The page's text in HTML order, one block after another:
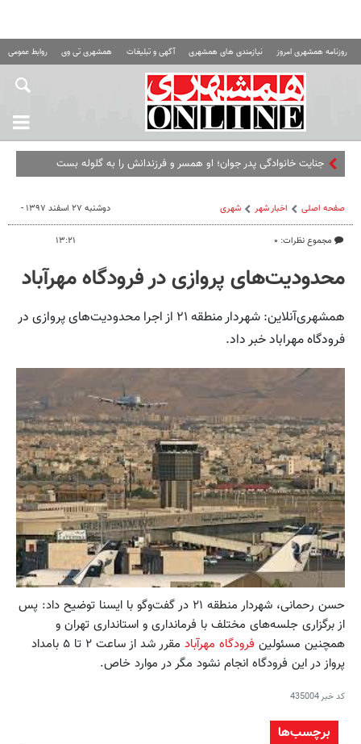
روزنامه همشهری امروز نیازمندی های همشهری آگهی و تبلیغات همشهری تی وی روابط عمومی
جنایت خانوادگی پدر جوان؛ او همسر و فرزندانش را به گلوله بست
صفحه اصلی اخبار شهر شهری
مجموع نظرات: ۰
دوشنبه ۲۷ اسفند ۱۳۹۷ -
۱۳:۲۱
محدودیت‌های پروازی در فرودگاه مهرآباد
همشهری‌آنلاین: شهردار منطقه ۲۱ از اجرا محدودیت‌های پروازی در
فرودگاه مهراباد خبر داد.
حسن رحمانی، شهردار منطقه ۲۱ در گفت‌وگو با ایسنا توضیح داد: پس
از برگزاری جلسه‌های مختلف با فرمانداری و استانداری تهران و
همچنین مسئولین فرودگاه مهرآباد
مقرر شد از ساعت ۲ تا ۵ بامداد
پرواز در این فرودگاه انجام نشود مگر در موارد خاص.
کد خبر435004
برچسب‌ها